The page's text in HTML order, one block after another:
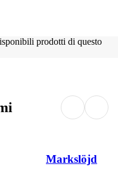
prodotti di questo
Markslöjd